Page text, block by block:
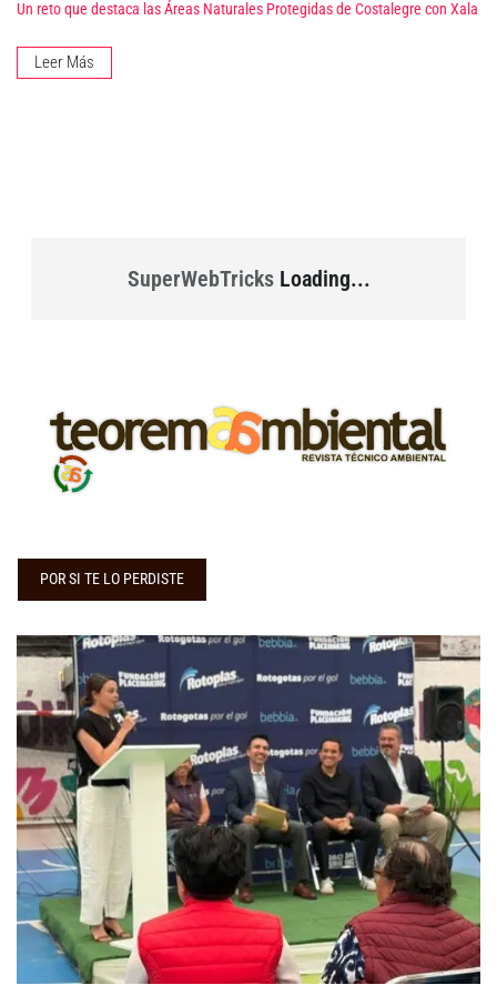
Un reto que destaca las Áreas Naturales Protegidas de Costalegre con Xala
Leer Más
SuperWebTricksLoading...
POR SI TE LO PERDISTE